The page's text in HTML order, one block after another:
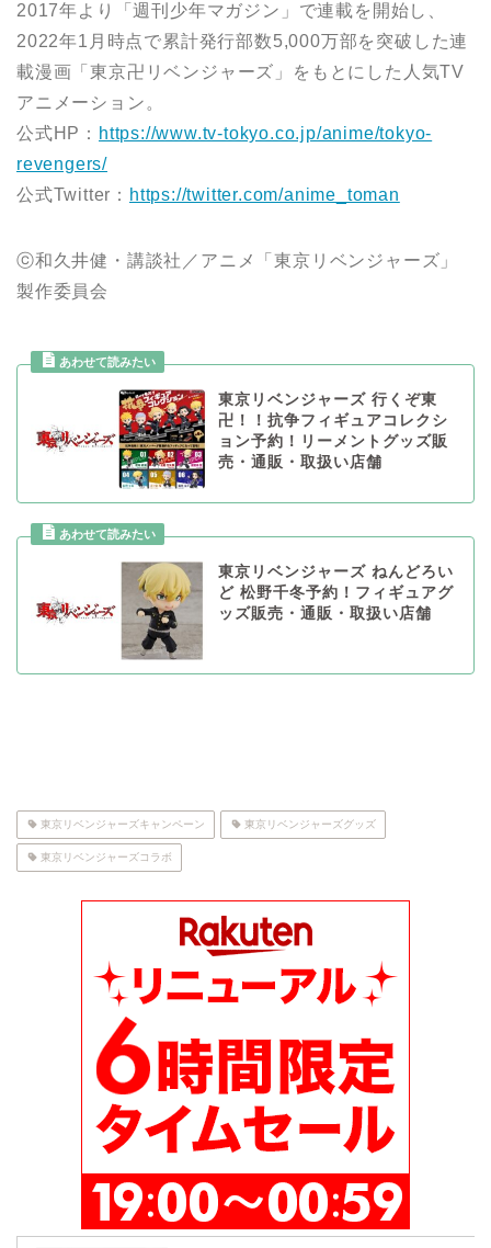
2017年より「週刊少年マガジン」で連載を開始し、
2022年1月時点で累計発行部数5,000万部を突破した連
載漫画「東京卍リベンジャーズ」をもとにした人気TV
アニメーション。
公式HP： https://www.tv-tokyo.co.jp/anime/tokyo-
revengers/
公式Twitter： https://twitter.com/anime_toman
ⓒ和久井健・講談社／アニメ「東京リベンジャーズ」
製作委員会
東京リベンジャーズ 行くぞ東
卍！！抗争フィギュアコレクシ
ョン予約！リーメントグッズ販
売・通販・取扱い店舗
東京リベンジャーズ ねんどろい
ど 松野千冬予約！フィギュアグ
ッズ販売・通販・取扱い店舗
東京リベンジャーズキャンペーン 東京リベンジャーズグッズ
東京リベンジャーズコラボ